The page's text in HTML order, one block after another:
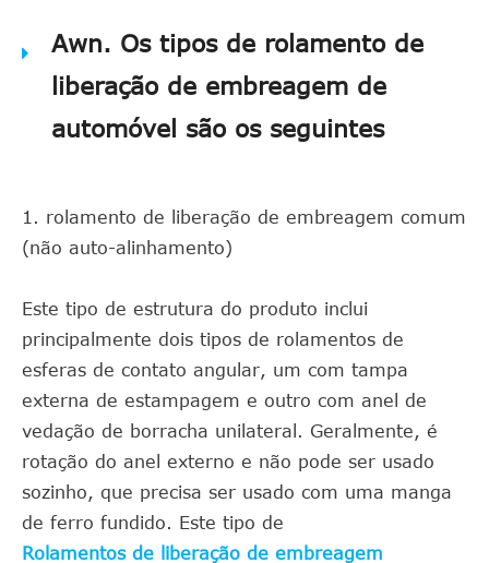
Awn. Os tipos de rolamento de
liberação de embreagem de
automóvel são os seguintes
1. rolamento de liberação de embreagem comum
(não auto-alinhamento)
Este tipo de estrutura do produto inclui
principalmente dois tipos de rolamentos de
esferas de contato angular, um com tampa
externa de estampagem e outro com anel de
vedação de borracha unilateral. Geralmente, é
rotação do anel externo e não pode ser usado
sozinho, que precisa ser usado com uma manga
de ferro fundido. Este tipo de
Rolamentos de liberação de embreagem